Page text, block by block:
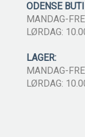
ODENSE
MANDAG-
LØRDAG:
LAGER:
MANDAG-
LØRDAG: